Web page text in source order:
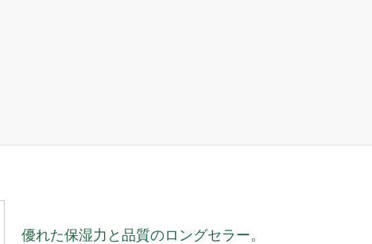
優れた保湿力と品質のロングセラー。